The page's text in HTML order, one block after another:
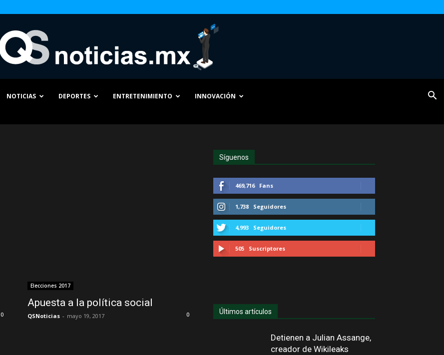
NOTICIAS DEPORTES ENTRETENIMIENTO INNOVACIÓN
0
Elecciones 2017
Apuesta a la política social
QSNoticias - mayo 19, 2017 0
Síguenos
469,716 Fans
1,738 Seguidores
4,993 Seguidores
505 Suscriptores
Últimos artículos
Detienen a Julian Assange,
creador de Wikileaks